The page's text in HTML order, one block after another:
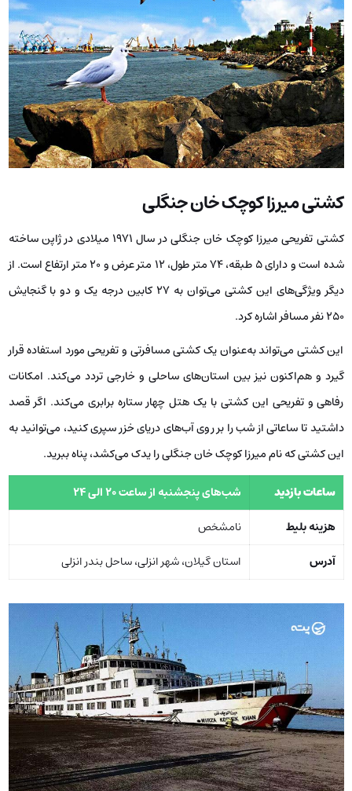
کشتی میرزا کوچک خان جنگلی
کشتی تفریحی میرزا کوچک خان جنگلی در سال 1971 میلادی در ژاپن ساخته
شده است و دارای 5 طبقه، 74 متر طول، 12 متر عرض و 20 متر ارتفاع است. از
دیگر ویژگی‌های این کشتی می‌توان به 27 کابین درجه یک و دو با گنجایش
250 نفر مسافر اشاره کرد.
این کشتی می‌تواند به‌عنوان یک کشتی مسافرتی و تفریحی مورد استفاده قرار
گیرد و هم‌اکنون نیز بین استان‌های ساحلی و خارجی تردد می‌کند. امکانات
رفاهی و تفریحی این کشتی با یک هتل چهار ستاره برابری می‌کند. اگر قصد
داشتید تا ساعاتی از شب را بر روی آب‌های دریای خزر سپری کنید، می‌توانید به
این کشتی که نام میرزا کوچک خان جنگلی را یدک می‌کشد، پناه ببرید.
ساعات بازدید
شب‌های پنجشنبه از ساعت 20 الی 24
هزینه بلیط
نامشخص
آدرس
استان گیلان، شهر انزلی، ساحل بندر انزلی